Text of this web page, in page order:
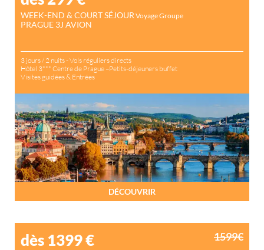
WEEK-END & COURT SÉJOUR Voyage Groupe
PRAGUE 3J AVION
3 jours / 2 nuits - Vols réguliers directs
Hôtel 3*** Centre de Prague –Petits-déjeuners buffet
Visites guidées & Entrées
DÉCOUVRIR
dès 1399€ 1599€